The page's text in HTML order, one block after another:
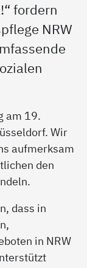
fordern
NRW
am 19.
Wir
aufmerksam
den
dass in
in NRW